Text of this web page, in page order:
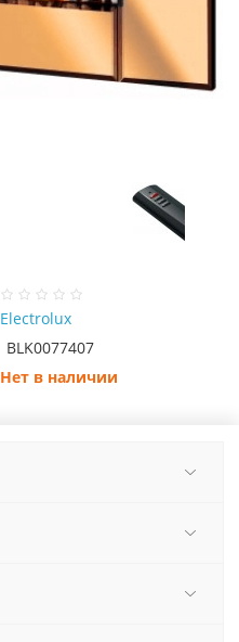
Electrolux
BLK0077407
Нет в наличии